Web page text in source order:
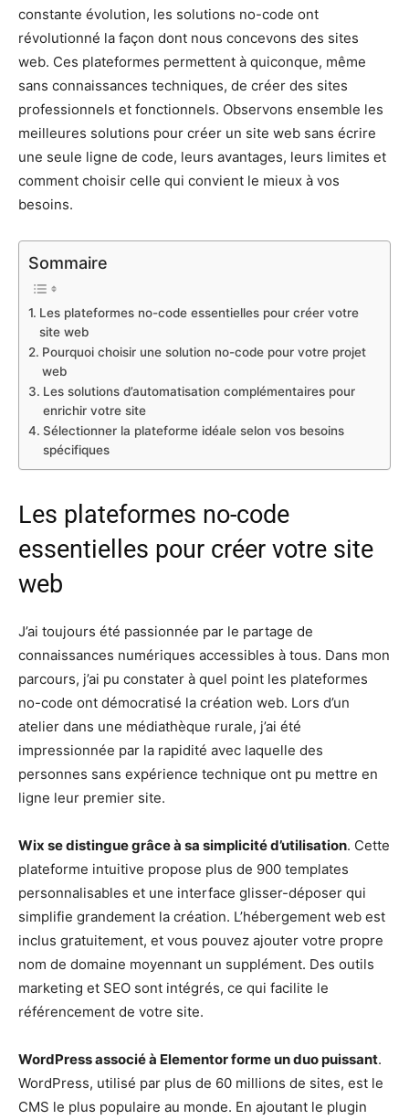
constante évolution, les solutions no-code ont
révolutionné la façon dont nous concevons des sites
web. Ces plateformes permettent à quiconque, même
sans connaissances techniques, de créer des sites
professionnels et fonctionnels. Observons ensemble les
meilleures solutions pour créer un site web sans écrire
une seule ligne de code, leurs avantages, leurs limites et
comment choisir celle qui convient le mieux à vos
besoins.
Sommaire
Les plateformes no-code essentielles pour créer votre
site web
Pourquoi choisir une solution no-code pour votre projet
web
Les solutions d’automatisation complémentaires pour
enrichir votre site
Sélectionner la plateforme idéale selon vos besoins
spécifiques
Les plateformes no-code
essentielles pour créer votre site
web
J’ai toujours été passionnée par le partage de
connaissances numériques accessibles à tous. Dans mon
parcours, j’ai pu constater à quel point les plateformes
no-code ont démocratisé la création web. Lors d’un
atelier dans une médiathèque rurale, j’ai été
impressionnée par la rapidité avec laquelle des
personnes sans expérience technique ont pu mettre en
ligne leur premier site.
Wix se distingue grâce à sa simplicité d’utilisation. Cette
plateforme intuitive propose plus de 900 templates
personnalisables et une interface glisser-déposer qui
simplifie grandement la création. L’hébergement web est
inclus gratuitement, et vous pouvez ajouter votre propre
nom de domaine moyennant un supplément. Des outils
marketing et SEO sont intégrés, ce qui facilite le
référencement de votre site.
WordPress associé à Elementor forme un duo puissant.
WordPress, utilisé par plus de 60 millions de sites, est le
CMS le plus populaire au monde. En ajoutant le plugin